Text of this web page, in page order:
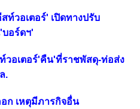
วอเตอร์' เปิดทางปรับ
บอร์ดฯ'
วอเตอร์'คืน'ที่ราชพัสดุ-ท่อส่ง
.
อก เหตุมีภารกิจอื่น